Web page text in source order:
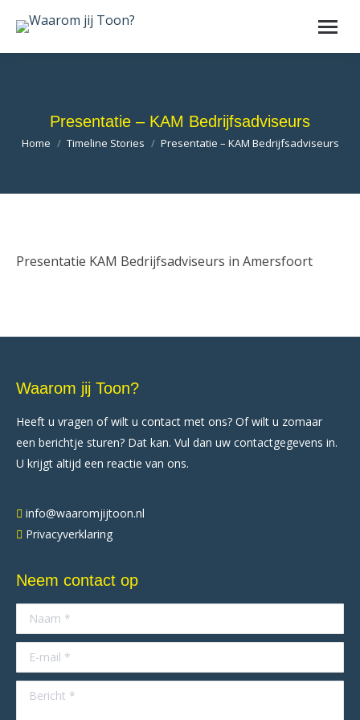
Presentatie – KAM Bedrijfsadviseurs
Je bent hier:
Home Timeline Stories Presentatie – KAM Bedrijfsadviseurs
Presentatie KAM Bedrijfsadviseurs in Amersfoort
Waarom jij Toon?
Heeft u vragen of wilt u contact met ons? Of wilt u zomaar
een berichtje sturen? Dat kan. Vul dan uw contactgegevens in.
U krijgt altijd een reactie van ons.
info@waaromjijtoon.nl
Privacyverklaring
Neem contact op
Naam *
E-mail *
Bericht *